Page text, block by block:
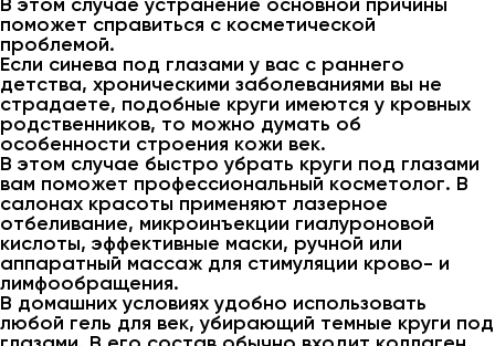
поможет справиться с косметической
проблемой.
Если синева под глазами у вас с раннего
детства, хроническими заболеваниями вы не
страдаете, подобные круги имеются у кровных
родственников, то можно думать об
особенности строения кожи век.
В этом случае быстро убрать круги под глазами
вам поможет профессиональный косметолог. В
салонах красоты применяют лазерное
отбеливание, микроинъекции гиалуроновой
кислоты, эффективные маски, ручной или
аппаратный массаж для стимуляции крово- и
лимфообращения.
В домашних условиях удобно использовать
любой гель для век, убирающий темные круги под